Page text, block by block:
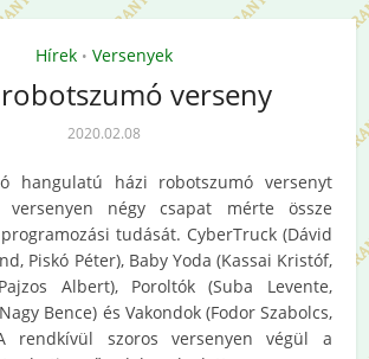
Hírek • Versenyek
verseny
2020.02.08
hangulatú házi robotszumó versenyt
versenyen négy csapat mérte össze
tudását. CyberTruck (Dávid
Piskó Péter), Baby Yoda (Kassai Kristóf,
Albert), Poroltók (Suba Levente,
Bence) és Vakondok (Fodor Szabolcs,
rendkívül szoros versenyen végül a